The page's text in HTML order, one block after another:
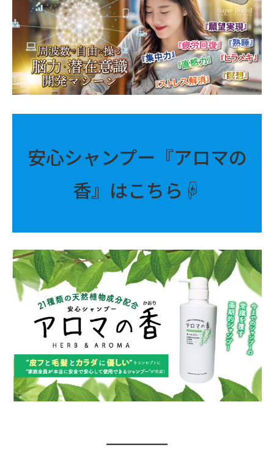
安心シャンプー『アロマの
香』はこちら☟